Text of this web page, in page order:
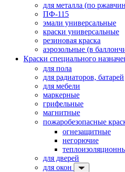
для металла (по
ПФ-115
эмали универсальные
краски универсальные
резиновая краска
аэрозольные (в
Краски специального
для пола
для радиаторов, батарей
для мебели
маркерные
грифельные
магнитные
пожаробезопасные
огнезащитные
негорючие
для дверей
для окон